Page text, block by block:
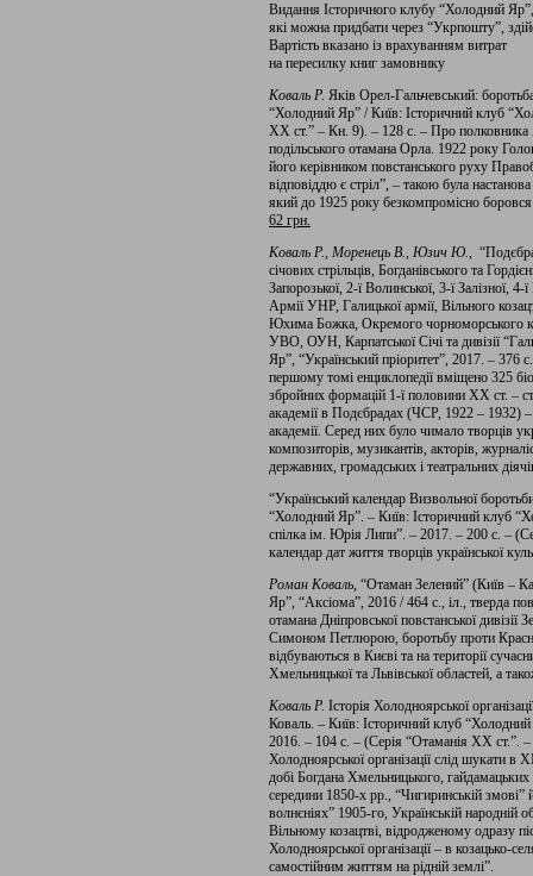
Видання Історичного клубу “Холодний Яр”,
які можна придбати через “Укрпошту”,
Вартість вказано із врахуванням витрат
на пересилку книг замовнику
Коваль Р. Яків Орел-Гальчевський:
“Холодний Яр” / Київ: Історичний клуб
ХХ ст.” – Кн. 9). – 128 с. – Про полковника
подільського отамана Орла. 1922 року
його керівником повстанського руху
відповіддю є стріл”, – такою була
який до 1925 року безкомпромісно боровся
62 грн.
Коваль Р., Моренець В., Юзич Ю.,
січових стрільців, Богданівського та
Запорозької, 2-ї Волинської, 3-ї Залізної, 4-
Армії УНР, Галицької армії, Вільного
Юхима Божка, Окремого чорноморського
УВО, ОУН, Карпатської Січі та дивізії
Яр”, “Український пріоритет”, 2017. – 376
першому томі енциклопедії вміщено 325
збройних формацій 1-ї половини ХХ ст. –
академії в Подєбрадах (ЧСР, 1922 – 1932) –
академії. Серед них було чимало творців
композиторів, музикантів, акторів,
державних, громадських і театральних
“Український календар Визвольної
“Холодний Яр”. – Київ: Історичний клуб
спілка ім. Юрія Липи”. – 2017. – 200 с. –
календар дат життя творців української
Роман Коваль, “Отаман Зелений” (Київ –
Яр”, “Аксіома”, 2016 / 464 с., іл., тверда
отамана Дніпровської повстанської
Симоном Петлюрою, боротьбу проти
відбуваються в Києві та на території
Хмельницької та Львівської областей, а
Коваль Р. Історія Холодноярської
Коваль. – Київ: Історичний клуб
2016. – 104 с. – (Серія “Отаманія ХХ ст.”.
Холодноярської організації слід шукати
добі Богдана Хмельницького,
середини 1850-х рр., “Чигиринській змові”
волнєніях” 1905-го, Українській народній
Вільному козацтві, відродженому одразу
Холодноярської організації – в козацько-
самостійним життям на рідній землі”.